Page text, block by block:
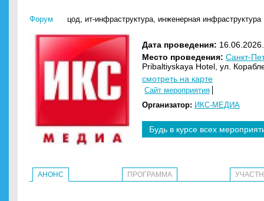
Форум цод, ит-инфраструктура, инженерная инфраструктура
Дата проведения:
Место проведения: Санкт-
Pribaltiyskaya Hotel, ул.
смотреть на карте
Сайт мероприятия
Организатор: ИКС-МЕДИА
Будь в курсе всех
АНОНС ПРОГРАММА